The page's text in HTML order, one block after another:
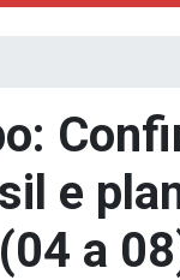
e
a